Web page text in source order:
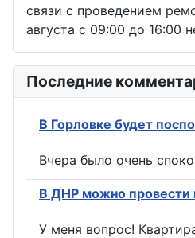
связи с проведением
августа с 09:00 до 16:00
Последние
Вчера было очень
У меня вопрос!